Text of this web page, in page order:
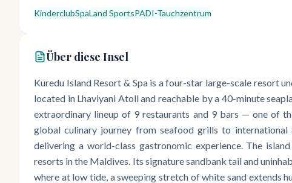
KinderclubSpaLand SportsPADI-Tauchzentrum
Über diese Insel
Kuredu Island Resort & Spa is a four-star large-scale resort
located in Lhaviyani Atoll and reachable by a 40-minute
extraordinary lineup of 9 restaurants and 9 bars — one of
global culinary journey from seafood grills to
delivering a world-class gastronomic experience. The
resorts in the Maldives. Its signature sandbank tail and
where at low tide, a sweeping stretch of white sand extends